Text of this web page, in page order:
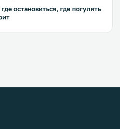
остановиться, где погулять